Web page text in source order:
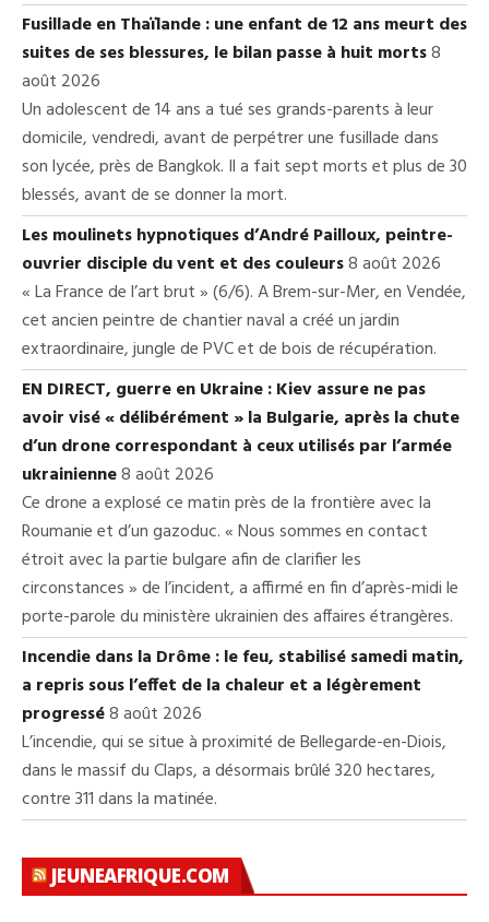
Fusillade en Thaïlande : une enfant de 12 ans meurt des
suites de ses blessures, le bilan passe à huit morts8
août 2026
Un adolescent de 14 ans a tué ses grands-parents à leur
domicile, vendredi, avant de perpétrer une fusillade dans
son lycée, près de Bangkok. Il a fait sept morts et plus de 30
blessés, avant de se donner la mort.
Les moulinets hypnotiques d’André Pailloux, peintre-
ouvrier disciple du vent et des couleurs8 août 2026
« La France de l’art brut » (6/6). A Brem-sur-Mer, en Vendée,
cet ancien peintre de chantier naval a créé un jardin
extraordinaire, jungle de PVC et de bois de récupération.
EN DIRECT, guerre en Ukraine : Kiev assure ne pas
avoir visé « délibérément » la Bulgarie, après la chute
d’un drone correspondant à ceux utilisés par l’armée
ukrainienne8 août 2026
Ce drone a explosé ce matin près de la frontière avec la
Roumanie et d’un gazoduc. « Nous sommes en contact
étroit avec la partie bulgare afin de clarifier les
circonstances » de l’incident, a affirmé en fin d’après-midi le
porte-parole du ministère ukrainien des affaires étrangères.
Incendie dans la Drôme : le feu, stabilisé samedi matin,
a repris sous l’effet de la chaleur et a légèrement
progressé8 août 2026
L’incendie, qui se situe à proximité de Bellegarde-en-Diois,
dans le massif du Claps, a désormais brûlé 320 hectares,
contre 311 dans la matinée.
JEUNEAFRIQUE.COM